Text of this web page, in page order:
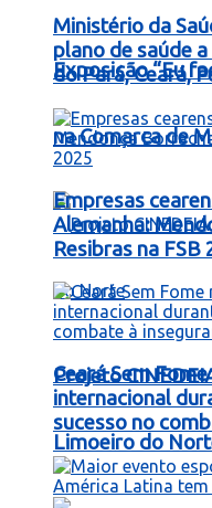
Exposição “Eu
na Comarca de
Projeto
Limoeiro do
Ministério da
plano de saúde
do Pará, Ceará,
Empresas
Alemanha:
Resibras na FSB
Ceará Sem
internacional
sucesso no